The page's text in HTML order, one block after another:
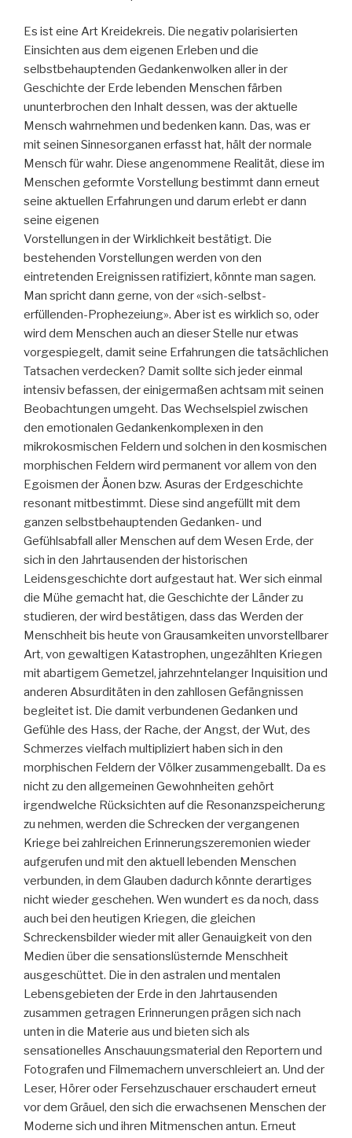
Es ist eine Art Kreidekreis. Die negativ polarisierten
Einsichten aus dem eigenen Erleben und die
selbstbehauptenden Gedankenwolken aller in der
Geschichte der Erde lebenden Menschen färben
ununterbrochen den Inhalt dessen, was der aktuelle
Mensch wahrnehmen und bedenken kann. Das, was er
mit seinen Sinnesorganen erfasst hat, hält der normale
Mensch für wahr. Diese angenommene Realität, diese im
Menschen geformte Vorstellung bestimmt dann erneut
seine aktuellen Erfahrungen und darum erlebt er dann
seine eigenen
Vorstellungen in der Wirklichkeit bestätigt. Die
bestehenden Vorstellungen werden von den
eintretenden Ereignissen ratifiziert, könnte man sagen.
Man spricht dann gerne, von der «sich-selbst-
erfüllenden-Prophezeiung». Aber ist es wirklich so, oder
wird dem Menschen auch an dieser Stelle nur etwas
vorgespiegelt, damit seine Erfahrungen die tatsächlichen
Tatsachen verdecken? Damit sollte sich jeder einmal
intensiv befassen, der einigermaßen achtsam mit seinen
Beobachtungen umgeht. Das Wechselspiel zwischen
den emotionalen Gedankenkomplexen in den
mikrokosmischen Feldern und solchen in den kosmischen
morphischen Feldern wird permanent vor allem von den
Egoismen der Äonen bzw. Asuras der Erdgeschichte
resonant mitbestimmt. Diese sind angefüllt mit dem
ganzen selbstbehauptenden Gedanken- und
Gefühlsabfall aller Menschen auf dem Wesen Erde, der
sich in den Jahrtausenden der historischen
Leidensgeschichte dort aufgestaut hat. Wer sich einmal
die Mühe gemacht hat, die Geschichte der Länder zu
studieren, der wird bestätigen, dass das Werden der
Menschheit bis heute von Grausamkeiten unvorstellbarer
Art, von gewaltigen Katastrophen, ungezählten Kriegen
mit abartigem Gemetzel, jahrzehntelanger Inquisition und
anderen Absurditäten in den zahllosen Gefängnissen
begleitet ist. Die damit verbundenen Gedanken und
Gefühle des Hass, der Rache, der Angst, der Wut, des
Schmerzes vielfach multipliziert haben sich in den
morphischen Feldern der Völker zusammengeballt. Da es
nicht zu den allgemeinen Gewohnheiten gehört
irgendwelche Rücksichten auf die Resonanzspeicherung
zu nehmen, werden die Schrecken der vergangenen
Kriege bei zahlreichen Erinnerungszeremonien wieder
aufgerufen und mit den aktuell lebenden Menschen
verbunden, in dem Glauben dadurch könnte derartiges
nicht wieder geschehen. Wen wundert es da noch, dass
auch bei den heutigen Kriegen, die gleichen
Schreckensbilder wieder mit aller Genauigkeit von den
Medien über die sensationslüsternde Menschheit
ausgeschüttet. Die in den astralen und mentalen
Lebensgebieten der Erde in den Jahrtausenden
zusammen getragen Erinnerungen prägen sich nach
unten in die Materie aus und bieten sich als
sensationelles Anschauungsmaterial den Reportern und
Fotografen und Filmemachern unverschleiert an. Und der
Leser, Hörer oder Fersehzuschauer erschaudert erneut
vor dem Gräuel, den sich die erwachsenen Menschen der
Moderne sich und ihren Mitmenschen antun. Erneut